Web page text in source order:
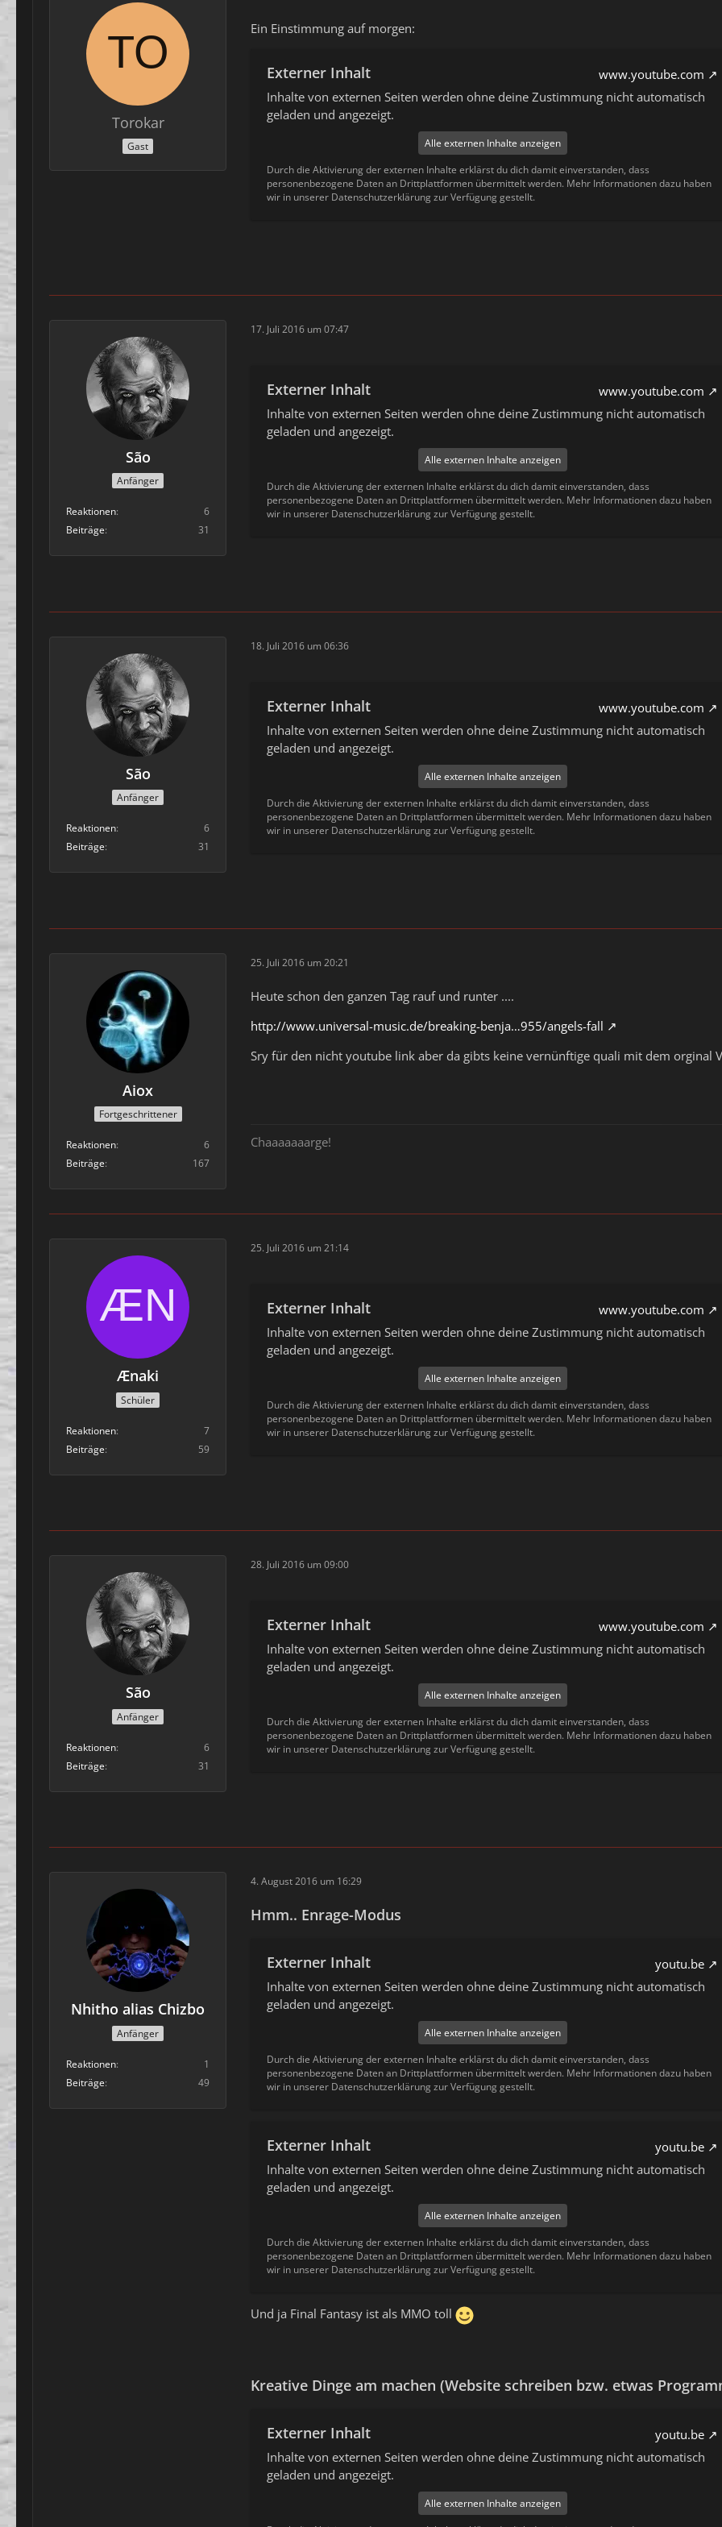
Torokar
Gast
Ein Einstimmung auf morgen:
Externer Inhalt
www.youtube.com
Inhalte von externen Seiten werden ohne deine Zustimmung nicht automatisch
geladen und angezeigt.
Alle externen Inhalte anzeigen
Durch die Aktivierung der externen Inhalte erklärst du dich damit einverstanden, dass
personenbezogene Daten an Drittplattformen übermittelt werden. Mehr Informationen dazu haben
wir in unserer Datenschutzerklärung zur Verfügung gestellt.
São
Anfänger
Reaktionen
6
Beiträge
31
17. Juli 2016 um 07:47
Externer Inhalt
www.youtube.com
Inhalte von externen Seiten werden ohne deine Zustimmung nicht automatisch
geladen und angezeigt.
Alle externen Inhalte anzeigen
Durch die Aktivierung der externen Inhalte erklärst du dich damit einverstanden, dass
personenbezogene Daten an Drittplattformen übermittelt werden. Mehr Informationen dazu haben
wir in unserer Datenschutzerklärung zur Verfügung gestellt.
São
Anfänger
Reaktionen
6
Beiträge
31
18. Juli 2016 um 06:36
Externer Inhalt
www.youtube.com
Inhalte von externen Seiten werden ohne deine Zustimmung nicht automatisch
geladen und angezeigt.
Alle externen Inhalte anzeigen
Durch die Aktivierung der externen Inhalte erklärst du dich damit einverstanden, dass
personenbezogene Daten an Drittplattformen übermittelt werden. Mehr Informationen dazu haben
wir in unserer Datenschutzerklärung zur Verfügung gestellt.
Aiox
Fortgeschrittener
Reaktionen
6
Beiträge
167
25. Juli 2016 um 20:21
Heute schon den ganzen Tag rauf und runter ....
http://www.universal-music.de/breaking-benja…955/angels-fall
Sry für den nicht youtube link aber da gibts keine vernünftige quali mit dem orginal
Chaaaaaaarge!
Ænaki
Schüler
Reaktionen
7
Beiträge
59
25. Juli 2016 um 21:14
Externer Inhalt
www.youtube.com
Inhalte von externen Seiten werden ohne deine Zustimmung nicht automatisch
geladen und angezeigt.
Alle externen Inhalte anzeigen
Durch die Aktivierung der externen Inhalte erklärst du dich damit einverstanden, dass
personenbezogene Daten an Drittplattformen übermittelt werden. Mehr Informationen dazu haben
wir in unserer Datenschutzerklärung zur Verfügung gestellt.
São
Anfänger
Reaktionen
6
Beiträge
31
28. Juli 2016 um 09:00
Externer Inhalt
www.youtube.com
Inhalte von externen Seiten werden ohne deine Zustimmung nicht automatisch
geladen und angezeigt.
Alle externen Inhalte anzeigen
Durch die Aktivierung der externen Inhalte erklärst du dich damit einverstanden, dass
personenbezogene Daten an Drittplattformen übermittelt werden. Mehr Informationen dazu haben
wir in unserer Datenschutzerklärung zur Verfügung gestellt.
Nhitho alias Chizbo
Anfänger
Reaktionen
1
Beiträge
49
4. August 2016 um 16:29
Hmm.. Enrage-Modus
Externer Inhalt
youtu.be
Inhalte von externen Seiten werden ohne deine Zustimmung nicht automatisch
geladen und angezeigt.
Alle externen Inhalte anzeigen
Durch die Aktivierung der externen Inhalte erklärst du dich damit einverstanden, dass
personenbezogene Daten an Drittplattformen übermittelt werden. Mehr Informationen dazu haben
wir in unserer Datenschutzerklärung zur Verfügung gestellt.
Externer Inhalt
youtu.be
Inhalte von externen Seiten werden ohne deine Zustimmung nicht automatisch
geladen und angezeigt.
Alle externen Inhalte anzeigen
Durch die Aktivierung der externen Inhalte erklärst du dich damit einverstanden, dass
personenbezogene Daten an Drittplattformen übermittelt werden. Mehr Informationen dazu haben
wir in unserer Datenschutzerklärung zur Verfügung gestellt.
Und ja Final Fantasy ist als MMO toll
Kreative Dinge am machen (Website schreiben bzw. etwas
Externer Inhalt
youtu.be
Inhalte von externen Seiten werden ohne deine Zustimmung nicht automatisch
geladen und angezeigt.
Alle externen Inhalte anzeigen